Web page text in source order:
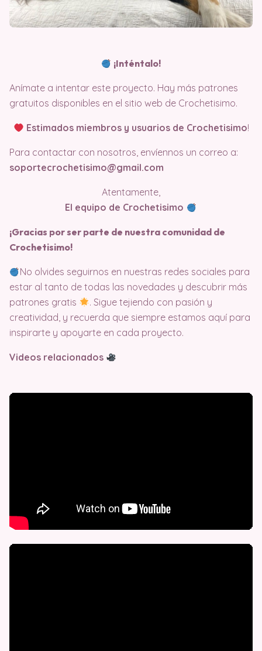
¡Inténtalo!
Anímate a intentar este proyecto. Hay más patrones
gratuitos disponibles en el sitio web de Crochetisimo.
Estimados miembros y usuarios de Crochetisimo!
Para contactar con nosotros, envíennos un correo a:
soportecrochetisimo@gmail.com
Atentamente,
El equipo de Crochetisimo
¡Gracias por ser parte de nuestra comunidad de
Crochetisimo!
No olvides seguirnos en nuestras redes sociales para
estar al tanto de todas las novedades y descubrir más
patrones gratis
. Sigue tejiendo con pasión y
creatividad, y recuerda que siempre estamos aquí para
inspirarte y apoyarte en cada proyecto.
Videos relacionados